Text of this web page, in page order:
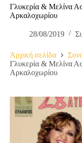
Γλυκερία & Μελίνα
Αρκαλοχωρίου
28/08/2019
Αρχική σελίδα
Γλυκερία & Μελίνα
Αρκαλοχωρίου